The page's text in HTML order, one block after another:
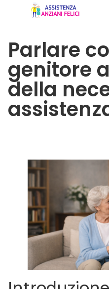
Parlare
genitore
della